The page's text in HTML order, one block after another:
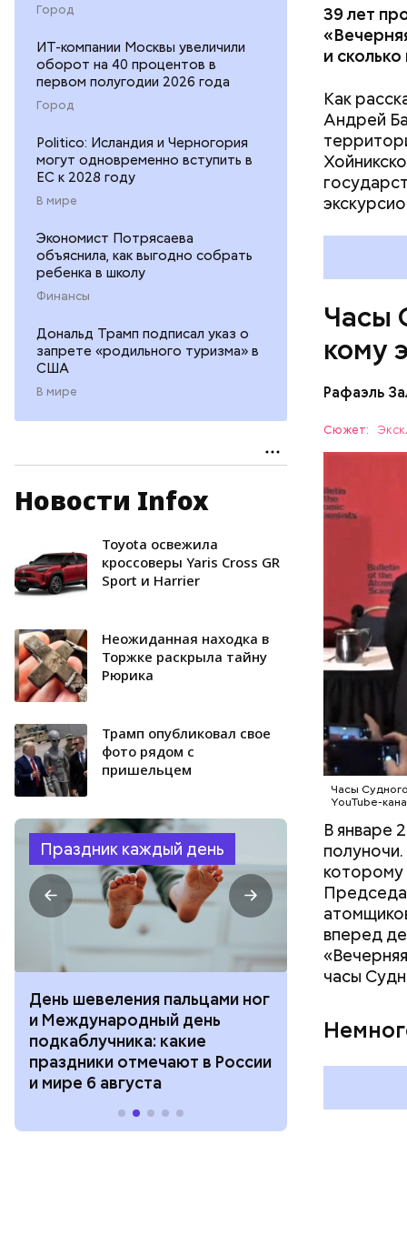
Город
ИТ-компании Москвы увеличили
оборот на 40 процентов в
первом полугодии 2026 года
Город
Politico: Исландия и Черногория
могут одновременно вступить в
ЕС к 2028 году
В мире
Экономист Потрясаева
объяснила, как выгодно собрать
ребенка в школу
Финансы
Дональд Трамп подписал указ о
запрете «родильного туризма» в
США
В мире
Новости Infox
Toyota освежила
кроссоверы Yaris Cross GR
Sport и Harrier
Неожиданная находка в
Торжке раскрыла тайну
Рюрика
Трамп опубликовал свое
фото рядом с
пришельцем
Праздник каждый день
День шевеления пальцами ног
и Международный день
подкаблучника: какие
праздники отмечают в России
и мире 6 августа
горизонта и
курсанта:
отмечают в
39 лет
и
Как
Андрей
Часы
кому
Рафаэль
Сюжет:
Часы
YouTube-
В январе
которому
вперед
часы
Часы
— был
не раз
году часы
самое
холодная
часов
Их
в
ядерные
ученых-
на этой